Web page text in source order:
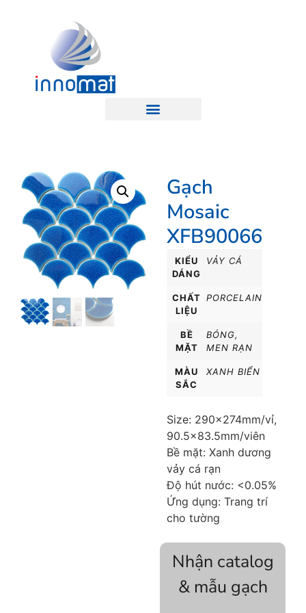
Gạch
Mosaic
XFB90066
KIỂU
DÁNG
VẢY CÁ
CHẤT
LIỆU
PORCELAIN
BỀ
MẶT
BÓNG,
MEN RẠN
MÀU
SẮC
XANH BIỂN
Size: 290x274mm/vỉ,
90.5×83.5mm/viên
Bề mặt: Xanh dương
vảy cá rạn
Độ hút nước: <0.05%
Ứng dụng: Trang trí
cho tường
Nhận catalog
& mẫu gạch